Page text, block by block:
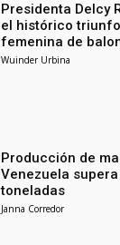
Presidenta Delcy
el histórico
femenina de
Wuinder Urbina
Producción de
Venezuela
toneladas
Janna Corredor